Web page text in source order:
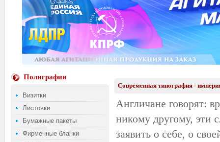
Полиграфия
Визитки
Листовки
Бумажные пакеты
Фирменные бланки
Современная типография -
Англичане говорят:
никому другому, эти
заявить о себе, о